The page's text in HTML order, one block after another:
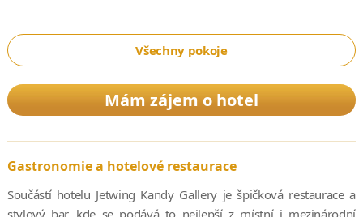
Všechny pokoje
Mám zájem o hotel
Gastronomie a hotelové restaurace
Součástí hotelu Jetwing Kandy Gallery je špičková restaurace a
stylový bar, kde se podává to nejlepší z místní i mezinárodní